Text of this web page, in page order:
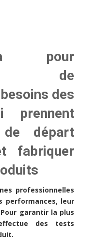
pour
de
des
prennent
départ
fabriquer
professionnelles
performances, leur
garantir la plus
des tests